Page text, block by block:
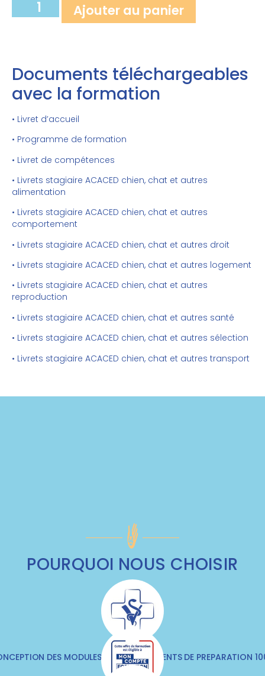
Ajouter au panier
Documents téléchargeables
avec la formation
• Livret d’accueil
• Programme de formation
• Livret de compétences
• Livrets stagiaire ACACED chien, chat et autres
alimentation
• Livrets stagiaire ACACED chien, chat et autres
comportement
• Livrets stagiaire ACACED chien, chat et autres droit
• Livrets stagiaire ACACED chien, chat et autres logement
• Livrets stagiaire ACACED chien, chat et autres
reproduction
• Livrets stagiaire ACACED chien, chat et autres santé
• Livrets stagiaire ACACED chien, chat et autres sélection
• Livrets stagiaire ACACED chien, chat et autres transport
POURQUOI NOUS CHOISIR
DES MODULES & DES DOCUMENTS DE PREPARATION
VÉTÉRINAIRES